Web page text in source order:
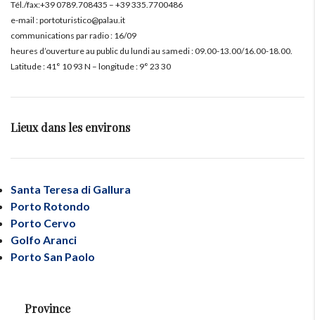
Tél./fax:+39 0789.708435 – +39 335.7700486
e-mail : portoturistico@palau.it
communications par radio : 16/09
heures d’ouverture au public du lundi au samedi : 09.00-13.00/16.00-18.00.
Latitude : 41° 10 93 N – longitude : 9° 23 30
Lieux dans les environs
Santa Teresa di Gallura
Porto Rotondo
Porto Cervo
Golfo Aranci
Porto San Paolo
Province